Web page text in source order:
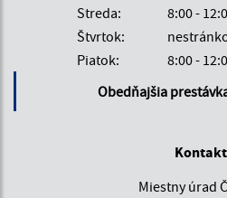
Streda:
8:00 -
Štvrtok:
Piatok:
8:00 -
Obedňajšia
Miestny úrad